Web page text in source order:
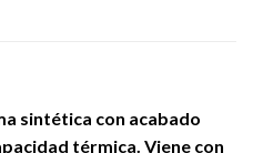
sintética con acabado
térmica. Viene con